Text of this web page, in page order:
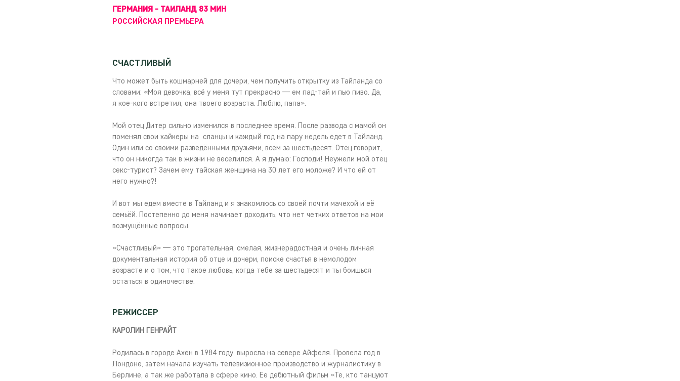
ГЕРМАНИЯ - ТАИЛАНД 83 МИН
РОССИЙСКАЯ ПРЕМЬЕРА
СЧАСТЛИВЫЙ
Что может быть кошмарней для дочери, чем получить открытку из Тайланда со
словами: «Моя девочка, всё у меня тут прекрасно — ем пад-тай и пью пиво. Да,
я кое-кого встретил, она твоего возраста. Люблю, папа».
Мой отец Дитер сильно изменился в последнее время. После развода с мамой он
поменял свои хайкеры на сланцы и каждый год на пару недель едет в Тайланд.
Один или со своими разведёнными друзьями, всем за шестьдесят. Отец говорит,
что он никогда так в жизни не веселился. А я думаю: Господи! Неужели мой отец
секс-турист? Зачем ему тайская женщина на 30 лет его моложе? И что ей от
него нужно?!
И вот мы едем вместе в Тайланд и я знакомлюсь со своей почти мачехой и её
семьёй. Постепенно до меня начинает доходить, что нет четких ответов на мои
возмущённые вопросы.
«Счастливый» — это трогательная, смелая, жизнерадостная и очень личная
документальная история об отце и дочери, поиске счастья в немолодом
возрасте и о том, что такое любовь, когда тебе за шестьдесят и ты боишься
остаться в одиночестве.
РЕЖИССЕР
КАРОЛИН ГЕНРАЙТ
Родилась в городе Ахен в 1984 году, выросла на севере Айфеля. Провела год в
Лондоне, затем начала изучать телевизионное производство и журналистику в
Берлине, а так же работала в сфере кино. Ее дебютный фильм «Те, кто танцуют